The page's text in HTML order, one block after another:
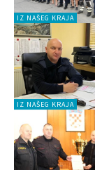
IZ NAŠEG KRAJA
IZ NAŠEG KRAJA